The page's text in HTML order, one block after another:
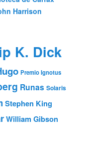
Harrison
K. Dick
Premio Ignotus
Runas Solaris
Stephen King
William Gibson